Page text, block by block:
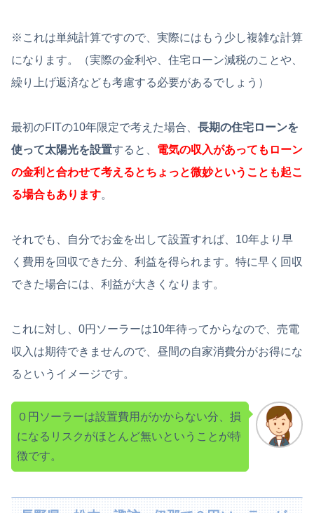
※これは単純計算ですので、実際にはもう少し複雑な計算
になります。（実際の金利や、住宅ローン減税のことや、
繰り上げ返済なども考慮する必要があるでしょう）
最初のFITの10年限定で考えた場合、 長期の住宅ローンを
使って太陽光を設置すると、 電気の収入があってもローン
の金利と合わせて考えるとちょっと微妙ということも起こ
る場合もあります。
それでも、自分でお金を出して設置すれば、10年より早
く費用を回収できた分、利益を得られます。特に早く回収
できた場合には、利益が大きくなります。
これに対し、0円ソーラーは10年待ってからなので、売電
収入は期待できませんので、昼間の自家消費分がお得にな
るというイメージです。
０円ソーラーは設置費用がかからない分、損
になるリスクがほとんど無いということが特
徴です。